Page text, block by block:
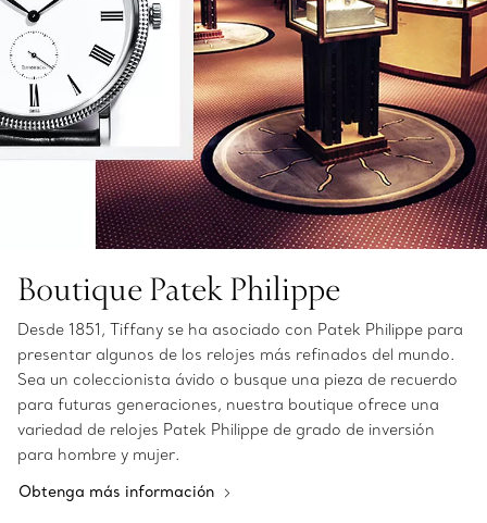
Boutique Patek Philippe
Desde 1851, Tiffany se ha asociado con Patek Philippe para
presentar algunos de los relojes más refinados del mundo.
Sea un coleccionista ávido o busque una pieza de recuerdo
para futuras generaciones, nuestra boutique ofrece una
variedad de relojes Patek Philippe de grado de inversión
para hombre y mujer.
Obtenga más información